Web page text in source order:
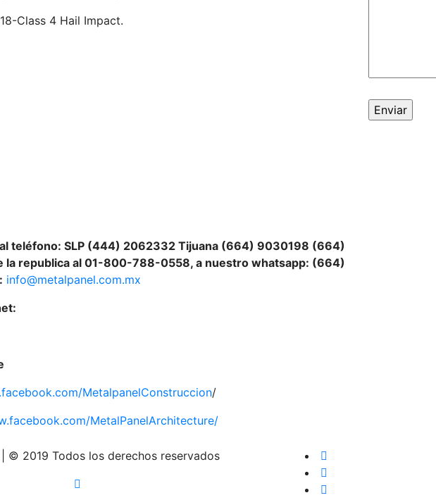
Class 4 Hail Impact.
teléfono: SLP (444) 2062332 Tijuana (664) 9030198 (664)
republica al 01-800-788-0558, a nuestro whatsapp: (664)
info@metalpanel.com.mx
MetalpanelConstruccion/
MetalPanelArchitecture/
| © 2019 Todos los derechos reservados